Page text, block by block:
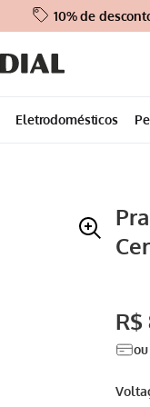
10% de
Eletrodomésticos
R$
ou